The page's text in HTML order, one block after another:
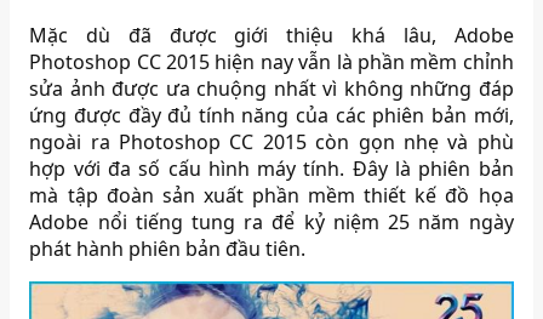
Mặc dù đã được giới thiệu khá lâu, Adobe
Photoshop CC 2015 hiện nay vẫn là phần mềm chỉnh
sửa ảnh được ưa chuộng nhất vì không những đáp
ứng được đầy đủ tính năng của các phiên bản mới,
ngoài ra Photoshop CC 2015 còn gọn nhẹ và phù
hợp với đa số cấu hình máy tính. Đây là phiên bản
mà tập đoàn sản xuất phần mềm thiết kế đồ họa
Adobe nổi tiếng tung ra để kỷ niệm 25 năm ngày
phát hành phiên bản đầu tiên.